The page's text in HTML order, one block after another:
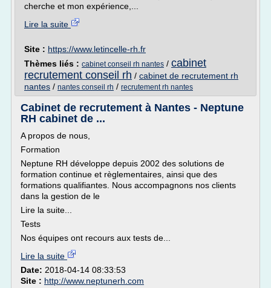
cherche et mon expérience,...
Lire la suite
Site : https://www.letincelle-rh.fr
Thèmes liés : cabinet conseil rh nantes / cabinet
recrutement conseil rh / cabinet de recrutement rh
nantes / nantes conseil rh / recrutement rh nantes
Cabinet de recrutement à Nantes - Neptune
RH cabinet de ...
A propos de nous,
Formation
Neptune RH développe depuis 2002 des solutions de
formation continue et règlementaires, ainsi que des
formations qualifiantes. Nous accompagnons nos clients
dans la gestion de le
Lire la suite...
Tests
Nos équipes ont recours aux tests de...
Lire la suite
Date: 2018-04-14 08:33:53
Site : http://www.neptunerh.com